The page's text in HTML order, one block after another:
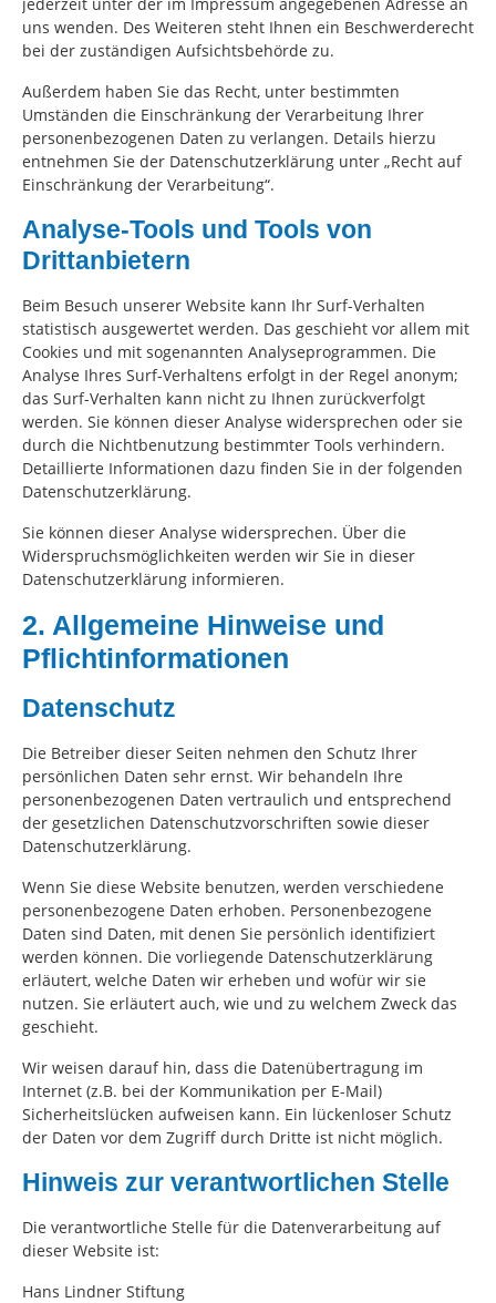
uns wenden. Des Weiteren steht Ihnen ein Beschwerderecht
bei der zuständigen Aufsichtsbehörde zu.
Außerdem haben Sie das Recht, unter bestimmten
Umständen die Einschränkung der Verarbeitung Ihrer
personenbezogenen Daten zu verlangen. Details hierzu
entnehmen Sie der Datenschutzerklärung unter „Recht auf
Einschränkung der Verarbeitung“.
Analyse-Tools und Tools von
Drittanbietern
Beim Besuch unserer Website kann Ihr Surf-Verhalten
statistisch ausgewertet werden. Das geschieht vor allem mit
Cookies und mit sogenannten Analyseprogrammen. Die
Analyse Ihres Surf-Verhaltens erfolgt in der Regel anonym;
das Surf-Verhalten kann nicht zu Ihnen zurückverfolgt
werden. Sie können dieser Analyse widersprechen oder sie
durch die Nichtbenutzung bestimmter Tools verhindern.
Detaillierte Informationen dazu finden Sie in der folgenden
Datenschutzerklärung.
Sie können dieser Analyse widersprechen. Über die
Widerspruchsmöglichkeiten werden wir Sie in dieser
Datenschutzerklärung informieren.
2. Allgemeine Hinweise und
Pflichtinformationen
Datenschutz
Die Betreiber dieser Seiten nehmen den Schutz Ihrer
persönlichen Daten sehr ernst. Wir behandeln Ihre
personenbezogenen Daten vertraulich und entsprechend
der gesetzlichen Datenschutzvorschriften sowie dieser
Datenschutzerklärung.
Wenn Sie diese Website benutzen, werden verschiedene
personenbezogene Daten erhoben. Personenbezogene
Daten sind Daten, mit denen Sie persönlich identifiziert
werden können. Die vorliegende Datenschutzerklärung
erläutert, welche Daten wir erheben und wofür wir sie
nutzen. Sie erläutert auch, wie und zu welchem Zweck das
geschieht.
Wir weisen darauf hin, dass die Datenübertragung im
Internet (z.B. bei der Kommunikation per E-Mail)
Sicherheitslücken aufweisen kann. Ein lückenloser Schutz
der Daten vor dem Zugriff durch Dritte ist nicht möglich.
Hinweis zur verantwortlichen Stelle
Die verantwortliche Stelle für die Datenverarbeitung auf
dieser Website ist:
Hans Lindner Stiftung